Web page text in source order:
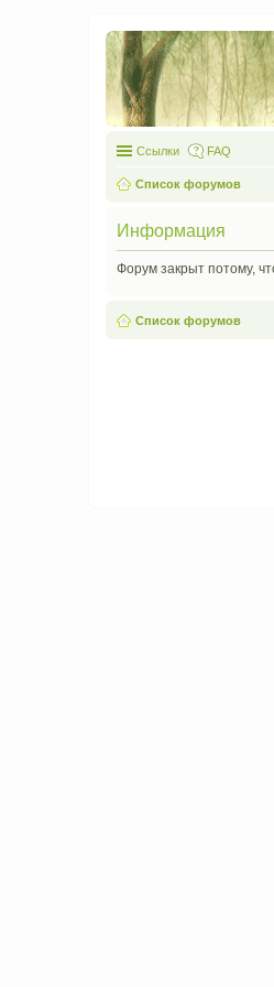
Ссылки FAQ
Список форумов
Информация
Форум закрыт потому,
Список форумов